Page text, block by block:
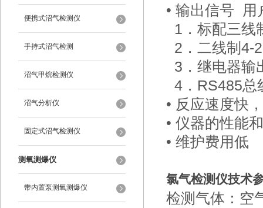
便携式沼气检测仪
手持式沼气检测
沼气甲烷检测仪
沼气分析仪
固定式沼气检测仪
测氧测爆仪
带内置泵测氧测爆仪
• 输出信号
1．标配三
2．二线制4-
3．继电器输
4．RS485总
• 反应速度快
• 仪器的性能
• 维护费用低
氯气检测仪技术
检测气体：空